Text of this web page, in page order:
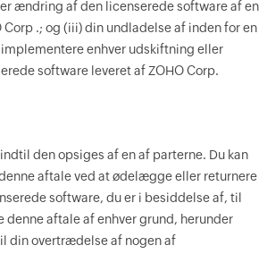
ændring af den licenserede software af en
Corp .; og (iii) din undladelse af inden for en
enhver udskiftning eller
software leveret af ZOHO Corp.
den opsiges af en af parterne. Du kan
aftale ved at ødelægge eller returnere
software, du er i besiddelse af, til
denne aftale af enhver grund, herunder
din overtrædelse af nogen af